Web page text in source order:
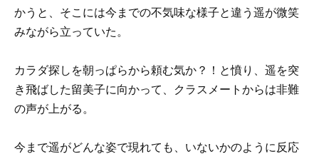
かうと、そこには今までの不気味な様子と違う遥が微笑
みながら立っていた。
カラダ探しを朝っぱらから頼む気か？！と憤り、遥を突
き飛ばした留美子に向かって、クラスメートからは非難
の声が上がる。
今まで遥がどんな姿で現れても、いないかのように反応